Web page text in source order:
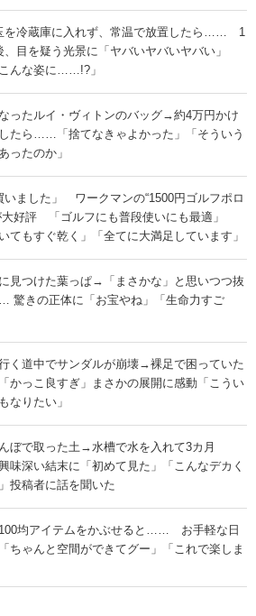
を冷蔵庫に入れず、常温で放置したら…… 1
、目を疑う光景に「ヤバいヤバいヤバい」
こんな姿に……!?」
ったルイ・ヴィトンのバッグ→約4万円かけ
たら……「捨てなきゃよかった」「そういう
ったのか」
いました」 ワークマンの“1500円ゴルフポロ
大好評 「ゴルフにも普段使いにも最適」
てもすぐ乾く」「全てに大満足しています」
見つけた葉っぱ→「まさかな」と思いつつ抜
驚きの正体に「お宝やね」「生命力すご
く道中でサンダルが崩壊→裸足で困っていた
っこ良すぎ」まさかの展開に感動「こうい
なりたい」
ぼで取った土→水槽で水を入れて3カ月
深い結末に「初めて見た」「こんなデカく
投稿者に話を聞いた
均アイテムをかぶせると…… お手軽な日
ちゃんと空間ができてグー」「これで楽しま